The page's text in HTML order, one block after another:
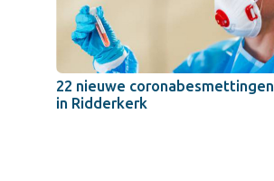
22 nieuwe coronabesmettingen
in Ridderkerk